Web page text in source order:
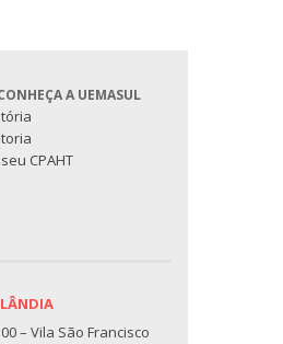
A UEMASUL
CPAHT
– Vila São Francisco